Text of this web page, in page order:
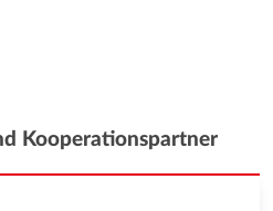
Kooperationspartner